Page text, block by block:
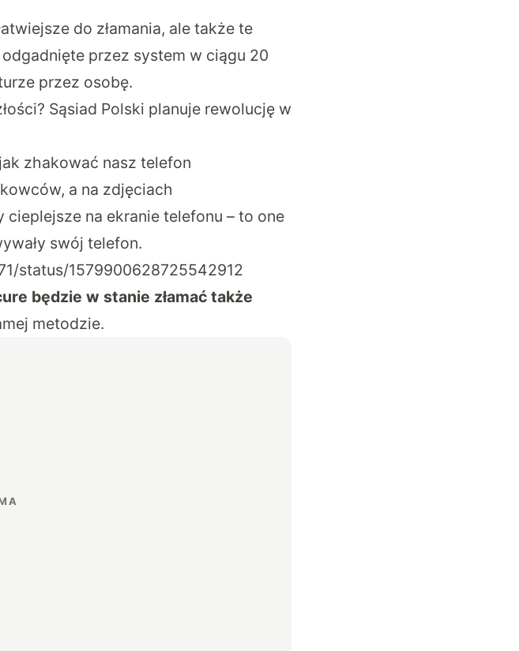
do złamania, ale także te
przez system w ciągu 20
przez osobę.
Sąsiad Polski planuje rewolucję w
zhakować nasz telefon
a na zdjęciach
na ekranie telefonu – to one
swój telefon.
status/1579900628725542912
będzie w stanie złamać także
metodzie.